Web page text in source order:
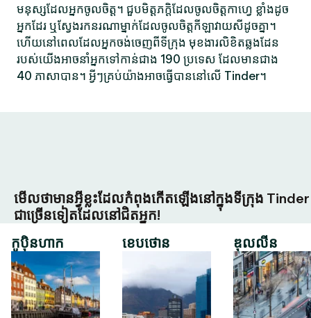
មនុស្សដែលអ្នកចូលចិត្ត។ ជួបមិត្តភក្តិដែលចូលចិត្តកាហ្វេ ខ្លាំងដូច
អ្នកដែរ ឬស្វែងរកនរណាម្នាក់ដែលចូលចិត្តកីឡាវាយសីដូចគ្នា។
ហើយនៅពេលដែលអ្នកចង់ចេញពីទីក្រុង មុខងារលិខិតឆ្លងដែន
របស់យើងអាចនាំអ្នកទៅកាន់ជាង 190 ប្រទេស ដែលមានជាង
40 ភាសាបាន។ អ្វីៗគ្រប់យ៉ាងអាចធ្វើបាននៅលើ Tinder។
មើលថាមានអ្វីខ្លះដែលកំពុងកើតឡើងនៅក្នុងទីក្រុង Tinder
ជាច្រើនទៀតដែលនៅជិតអ្នក!
កូប៉ិនហាក
ខេបថោន ឌុលលីន